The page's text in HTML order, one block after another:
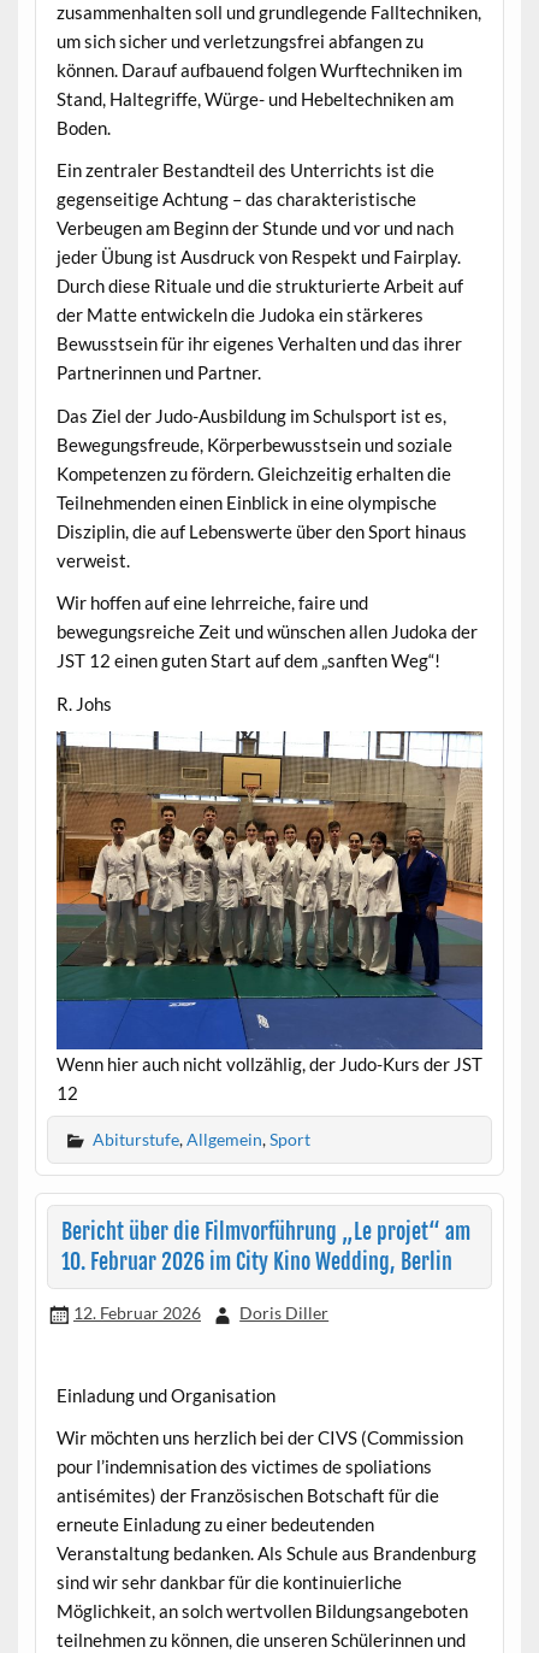
zusammenhalten soll und grundlegende Falltechniken,
um sich sicher und verletzungsfrei abfangen zu
können. Darauf aufbauend folgen Wurftechniken im
Stand, Haltegriffe, Würge- und Hebeltechniken am
Boden.
Ein zentraler Bestandteil des Unterrichts ist die
gegenseitige Achtung – das charakteristische
Verbeugen am Beginn der Stunde und vor und nach
jeder Übung ist Ausdruck von Respekt und Fairplay.
Durch diese Rituale und die strukturierte Arbeit auf
der Matte entwickeln die Judoka ein stärkeres
Bewusstsein für ihr eigenes Verhalten und das ihrer
Partnerinnen und Partner.
Das Ziel der Judo-Ausbildung im Schulsport ist es,
Bewegungsfreude, Körperbewusstsein und soziale
Kompetenzen zu fördern. Gleichzeitig erhalten die
Teilnehmenden einen Einblick in eine olympische
Disziplin, die auf Lebenswerte über den Sport hinaus
verweist.
Wir hoffen auf eine lehrreiche, faire und
bewegungsreiche Zeit und wünschen allen Judoka der
JST 12 einen guten Start auf dem „sanften Weg“!
R. Johs
Wenn hier auch nicht vollzählig, der Judo-Kurs der JST
12
Abiturstufe,Allgemein,Sport
Bericht über die Filmvorführung „Le projet“ am
10. Februar 2026 im City Kino Wedding, Berlin
12. Februar 2026 Doris Diller
Einladung und Organisation
Wir möchten uns herzlich bei der CIVS (Commission
pour l’indemnisation des victimes de spoliations
antisémites) der Französischen Botschaft für die
erneute Einladung zu einer bedeutenden
Veranstaltung bedanken. Als Schule aus Brandenburg
sind wir sehr dankbar für die kontinuierliche
Möglichkeit, an solch wertvollen Bildungsangeboten
teilnehmen zu können, die unseren Schülerinnen und